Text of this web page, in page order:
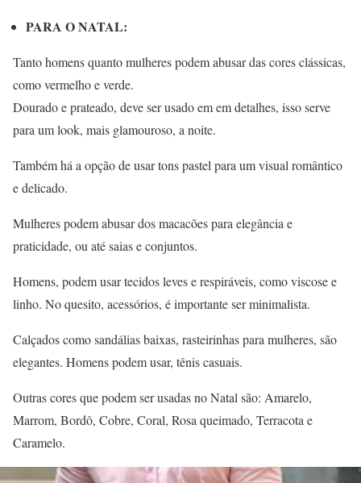
PARA O NATAL:
Tanto homens quanto mulheres podem abusar das cores clássicas,
como vermelho e verde.
Dourado e prateado, deve ser usado em em detalhes, isso serve
para um look, mais glamouroso, a noite.
Também há a opção de usar tons pastel para um visual romântico
e delicado.
Mulheres podem abusar dos macacões para elegância e
praticidade, ou até saias e conjuntos.
Homens, podem usar tecidos leves e respiráveis, como viscose e
linho. No quesito, acessórios, é importante ser minimalista.
Calçados como sandálias baixas, rasteirinhas para mulheres, são
elegantes. Homens podem usar, tênis casuais.
Outras cores que podem ser usadas no Natal são: Amarelo,
Marrom, Bordô, Cobre, Coral, Rosa queimado, Terracota e
Caramelo.